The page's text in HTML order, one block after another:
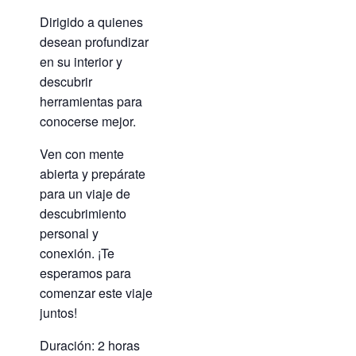
Dirigido a quienes
desean profundizar
en su interior y
descubrir
herramientas para
conocerse mejor.
Ven con mente
abierta y prepárate
para un viaje de
descubrimiento
personal y
conexión. ¡Te
esperamos para
comenzar este viaje
juntos!
Duración: 2 horas